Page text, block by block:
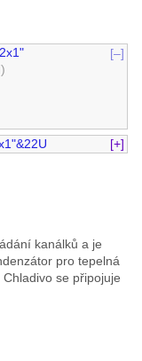
[–]
[+]
kanálků a je
pro tepelná
Chladivo se připojuje